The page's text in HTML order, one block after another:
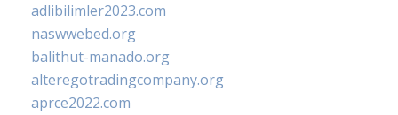
adlibilimler2023.com
naswwebed.org
balithut-manado.org
alteregotradingcompany.org
aprce2022.com